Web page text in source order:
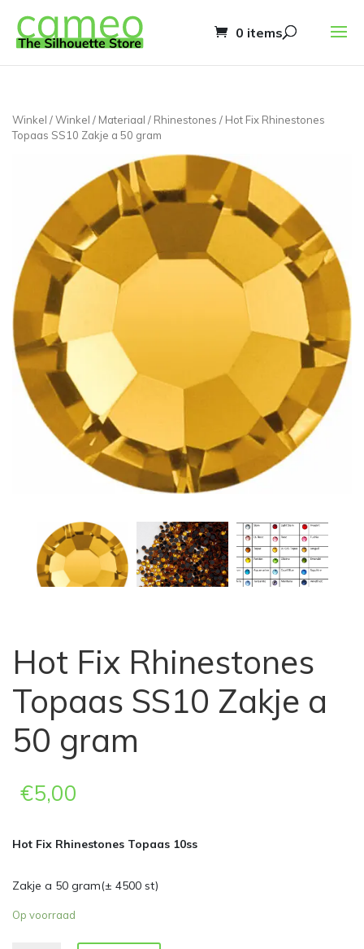
0 items
Winkel /Winkel / Materiaal / Rhinestones / Hot Fix Rhinestones
Topaas SS10 Zakje a 50 gram
Hot Fix Rhinestones
Topaas SS10 Zakje a
50 gram
€5,00
Hot Fix Rhinestones Topaas 10ss
Zakje a 50 gram(± 4500 st)
Op voorraad